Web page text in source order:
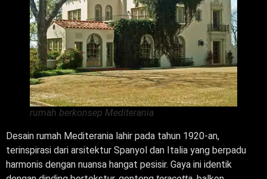
rumah berkonsep Mediterania
Desain rumah Mediterania lahir pada tahun 1920-an,
terinspirasi dari arsitektur Spanyol dan Italia yang berpadu
harmonis dengan nuansa hangat pesisir. Gaya ini identik